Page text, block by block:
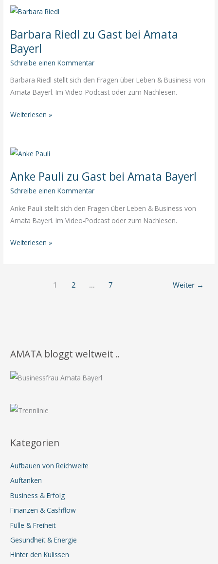
Gast
Amata
Bayerl
Barbara Riedl zu Gast bei Amata
Bayerl
Schreibe einen Kommentar
Barbara Riedl stellt sich den Fragen über Leben & Business von
Amata Bayerl. Im Video-Podcast oder zum Nachlesen.
Barbara
zu
Gast
Amata
Bayerl
Weiterlesen »
Anke Pauli zu Gast bei Amata Bayerl
Schreibe einen Kommentar
Anke Pauli stellt sich den Fragen über Leben & Business von
Amata Bayerl. Im Video-Podcast oder zum Nachlesen.
Anke
Weiterlesen »
1 2 … 7 Weiter →
AMATA bloggt weltweit ..
Kategorien
Aufbauen von Reichweite
Auftanken
Business & Erfolg
Finanzen & Cashflow
Fülle & Freiheit
Gesundheit & Energie
Hinter den Kulissen